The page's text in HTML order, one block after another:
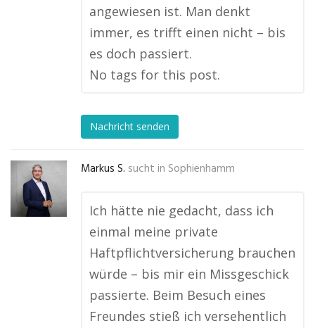
angewiesen ist. Man denkt
immer, es trifft einen nicht – bis
es doch passiert.
No tags for this post.
Nachricht senden
Markus S. sucht in Sophienhamm
Ich hätte nie gedacht, dass ich
einmal meine private
Haftpflichtversicherung brauchen
würde – bis mir ein Missgeschick
passierte. Beim Besuch eines
Freundes stieß ich versehentlich